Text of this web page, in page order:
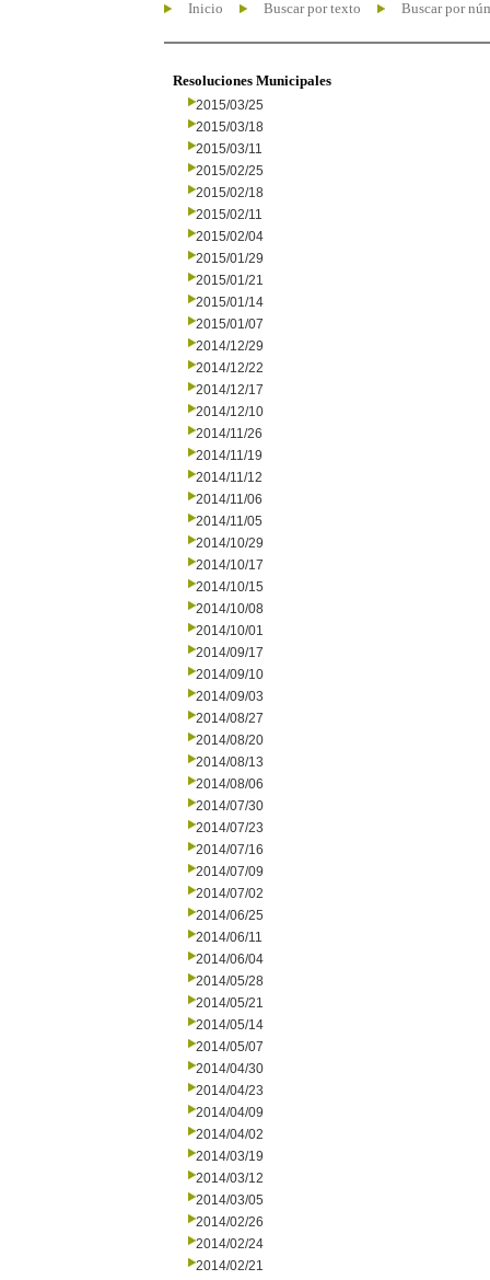
Inicio Buscar por texto Buscar por
Resoluciones Municipales
2015/03/25
2015/03/18
2015/03/11
2015/02/25
2015/02/18
2015/02/11
2015/02/04
2015/01/29
2015/01/21
2015/01/14
2015/01/07
2014/12/29
2014/12/22
2014/12/17
2014/12/10
2014/11/26
2014/11/19
2014/11/12
2014/11/06
2014/11/05
2014/10/29
2014/10/17
2014/10/15
2014/10/08
2014/10/01
2014/09/17
2014/09/10
2014/09/03
2014/08/27
2014/08/20
2014/08/13
2014/08/06
2014/07/30
2014/07/23
2014/07/16
2014/07/09
2014/07/02
2014/06/25
2014/06/11
2014/06/04
2014/05/28
2014/05/21
2014/05/14
2014/05/07
2014/04/30
2014/04/23
2014/04/09
2014/04/02
2014/03/19
2014/03/12
2014/03/05
2014/02/26
2014/02/24
2014/02/21